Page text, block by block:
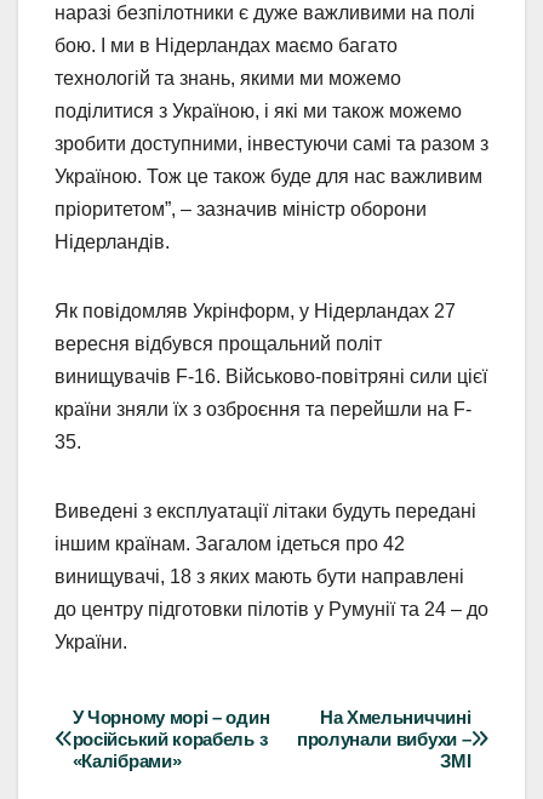
наразі безпілотники є дуже важливими на полі
бою. І ми в Нідерландах маємо багато
технологій та знань, якими ми можемо
поділитися з Україною, і які ми також можемо
зробити доступними, інвестуючи самі та разом з
Україною. Тож це також буде для нас важливим
пріоритетом”, – зазначив міністр оборони
Нідерландів.
Як повідомляв Укрінформ, у Нідерландах 27
вересня відбувся прощальний політ
винищувачів F-16. Військово-повітряні сили цієї
країни зняли їх з озброєння та перейшли на F-
35.
Виведені з експлуатації літаки будуть передані
іншим країнам. Загалом ідеться про 42
винищувачі, 18 з яких мають бути направлені
до центру підготовки пілотів у Румунії та 24 – до
України.
Навігація
записів
На Хмельниччині
пролунали вибухи –
ЗМІ
У Чорному морі – один
російський корабель з
«Калібрами»